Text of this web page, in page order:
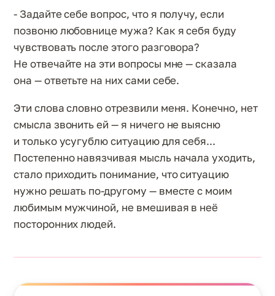
- Задайте себе вопрос, что я получу, если
позвоню любовнице мужа? Как я себя буду
чувствовать после этого разговора?
Не отвечайте на эти вопросы мне — сказала
она — ответьте на них сами себе.
Эти слова словно отрезвили меня. Конечно, нет
смысла звонить ей — я ничего не выясню
и только усугублю ситуацию для себя...
Постепенно навязчивая мысль начала уходить,
стало приходить понимание, что ситуацию
нужно решать по-другому — вместе с моим
любимым мужчиной, не вмешивая в неё
посторонних людей.